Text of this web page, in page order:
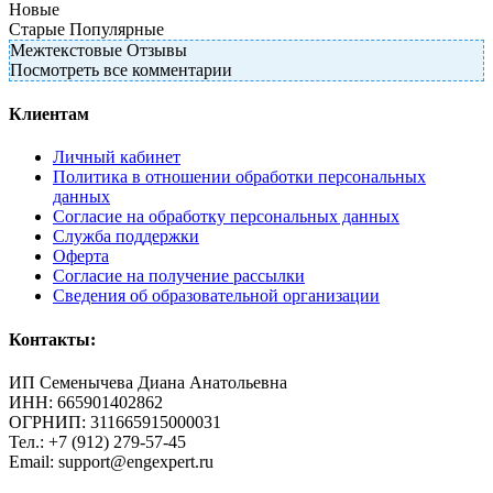
Новые
Старые Популярные
Межтекстовые Отзывы
Посмотреть все комментарии
Клиентам
Личный кабинет
Политика в отношении обработки персональных
данных
Согласие на обработку персональных данных
Служба поддержки
Оферта
Согласие на получение рассылки
Сведения об образовательной организации
Контакты:
ИП Семенычева Диана Анатольевна
ИНН: 665901402862
ОГРНИП: 311665915000031
Тел.: +7 (912) 279-57-45
Email: support@engexpert.ru